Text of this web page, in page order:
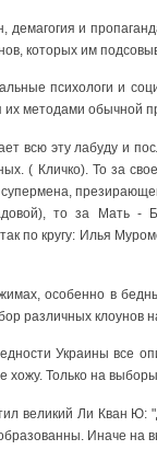
демагогия и
которых им
психологи и
их методами обычной
всю эту лабуду и
( Кличко). То за
супермена,
то за Мать -
по кругу: Илья
особенно в
различных клоунов
Украины все
хожу. Только на
великий Ли Кван
Иначе на